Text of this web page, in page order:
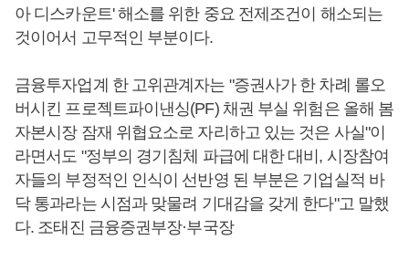
아 디스카운트' 해소를 위한 중요 전제조건이 해소되는
것이어서 고무적인 부분이다.
금융투자업계 한 고위관계자는 "증권사가 한 차례 롤오
버시킨 프로젝트파이낸싱(PF) 채권 부실 위험은 올해 봄
자본시장 잠재 위협요소로 자리하고 있는 것은 사실"이
라면서도 "정부의 경기침체 파급에 대한 대비, 시장참여
자들의 부정적인 인식이 선반영 된 부분은 기업실적 바
닥 통과라는 시점과 맞물려 기대감을 갖게 한다"고 말했
다. 조태진 금융증권부장·부국장